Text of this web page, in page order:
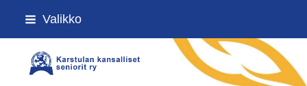
Siirry
sivun
Valikko
Karstulan kansalliset seniorit ry